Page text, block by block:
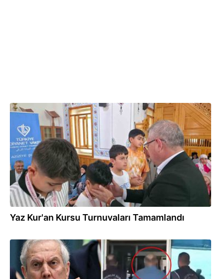
10:38
Yaz Kur'an Kursu Turnuvaları Tamamlandı
23:18